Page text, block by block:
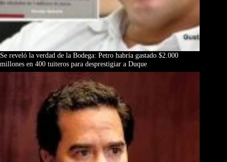
Se reveló la verdad de la Bodega: Petro habría gastado $2.000
millones en 400 tuiteros para desprestigiar a Duque